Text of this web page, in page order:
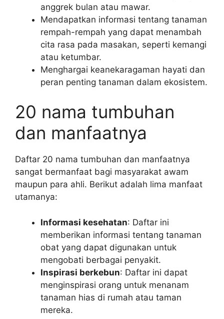
anggrek bulan atau mawar.
Mendapatkan informasi tentang tanaman
rempah-rempah yang dapat menambah
cita rasa pada masakan, seperti kemangi
atau ketumbar.
Menghargai keanekaragaman hayati dan
peran penting tanaman dalam ekosistem.
20 nama tumbuhan
dan manfaatnya
Daftar 20 nama tumbuhan dan manfaatnya
sangat bermanfaat bagi masyarakat awam
maupun para ahli. Berikut adalah lima manfaat
utamanya:
Informasi kesehatan: Daftar ini
memberikan informasi tentang tanaman
obat yang dapat digunakan untuk
mengobati berbagai penyakit.
Inspirasi berkebun: Daftar ini dapat
menginspirasi orang untuk menanam
tanaman hias di rumah atau taman
mereka.